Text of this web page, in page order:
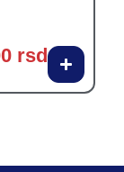
rsd